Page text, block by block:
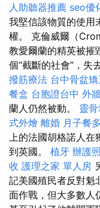
人助聽器推薦 seo優
我堅信該物質的使用
權。 克倫威爾（
教愛爾蘭的精英被摧
個“截斷的社會”，失
撥筋療法 台中骨盆矯
餐盒 台胞證台中 外
蘭人仍​​然被動。 靈
式外燴 離婚 月子餐
上的法國胡格諾人在
到英國。 植牙 辦護照
收 護理之家 單人房
記美國殖民者反對魁
面作戰，但大多數人